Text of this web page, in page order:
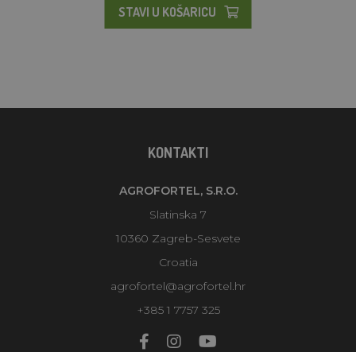
STAVI U KOŠARICU
KONTAKTI
AGROFORTEL, S.R.O.
Slatinska 7
10360 Zagreb-Sesvete
Croatia
agrofortel@agrofortel.hr
+385 1 7757 325